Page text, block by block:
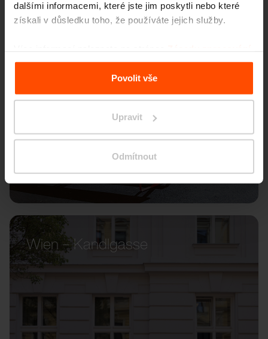
dalšími informacemi, které jste jim poskytli nebo které
získali v důsledku toho, že používáte jejich služby.
osobních údajů.
Povolit vše
Upravit
Odmítnout
Wien – Kandlgasse